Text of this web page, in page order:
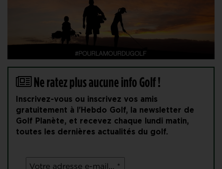
Ne ratez plus aucune info Golf !
Inscrivez-vous ou inscrivez vos amis
gratuitement à l'Hebdo Golf, la newsletter de
Golf Planète, et recevez chaque lundi matin,
toutes les dernières actualités du golf.